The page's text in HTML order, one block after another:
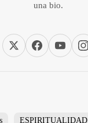
una bio.
ESPIRITUALIDAD